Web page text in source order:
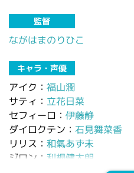
監督
ながはまのりひこ
キャラ・声優
アイク： 福山潤
サティ： 立花日菜
セフィーロ： 伊藤静
ダイロクテン： 石見舞菜香
リリス： 和氣あず未
ジロン： 利根健太朗